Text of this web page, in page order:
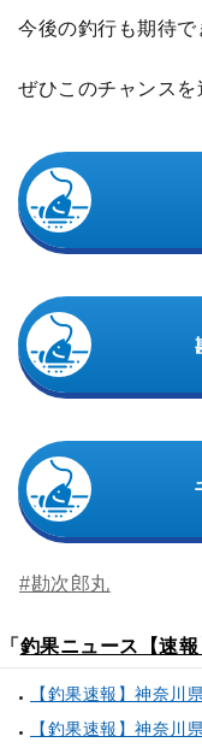
今後の釣行も期待で
ぜひこのチャンスを
#勘次郎丸
「 釣果ニュース【速報